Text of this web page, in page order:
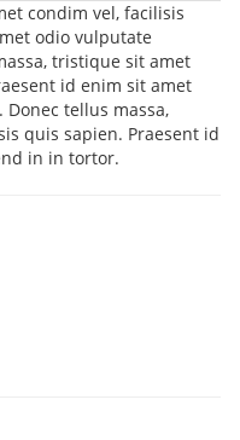
condim vel, facilisis
odio vulputate
tristique sit amet
id enim sit amet
tellus massa,
quis sapien. Praesent id
in in tortor.